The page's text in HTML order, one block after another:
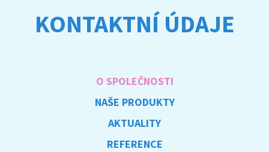
KONTAKTNÍ ÚDAJE
O SPOLEČNOSTI
NAŠE PRODUKTY
AKTUALITY
REFERENCE